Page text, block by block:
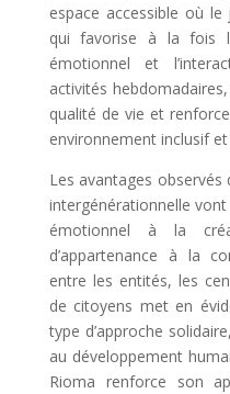
espace accessible où
qui favorise à la fois
émotionnel et
activités
qualité de vie et
environnement inclusif
Les avantages
intergénérationnelle
émotionnel à la
d’appartenance à la
entre les entités, les
de citoyens met en
type d’approche
au développement
Rioma renforce son